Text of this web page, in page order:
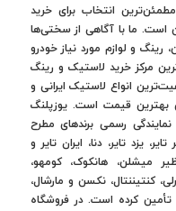
انتخاب برای خرید
است. ما با آگاهی از سختی‌ها
و لوازم مورد نیاز خودرو
مرکز خرید لاستیک و رینگ
انواع لاستیک ایرانی و
بهترین قیمت است. یوزپلنگ
رسمی برندهای مطرح
یزد تایر، دنا، ایران تایر و
میشلن، هانکوک، کومهو،
کنتیننتال، نکسن و مارشال،
تأمین کرده است. در فروشگاه